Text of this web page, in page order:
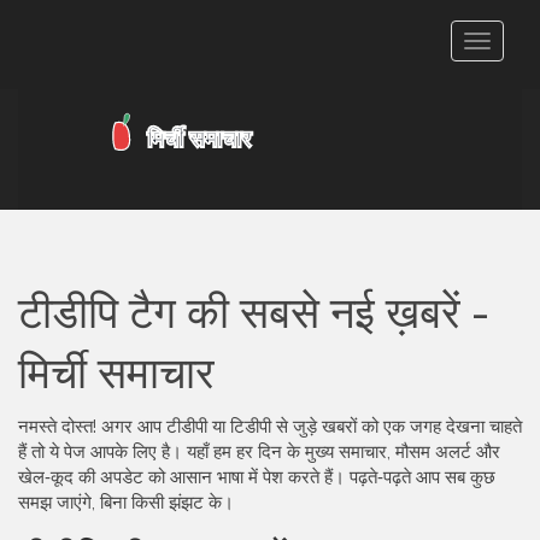
टॉगल
टीडीपि टैग की सबसे नई ख़बरें -
मिर्ची समाचार
नमस्ते दोस्त! अगर आप टीडीपी या टिडीपी से जुड़े खबरों को एक जगह देखना चाहते
हैं तो ये पेज आपके लिए है। यहाँ हम हर दिन के मुख्य समाचार, मौसम अलर्ट और
खेल‑कूद की अपडेट को आसान भाषा में पेश करते हैं। पढ़ते‑पढ़ते आप सब कुछ
समझ जाएंगे, बिना किसी झंझट के।